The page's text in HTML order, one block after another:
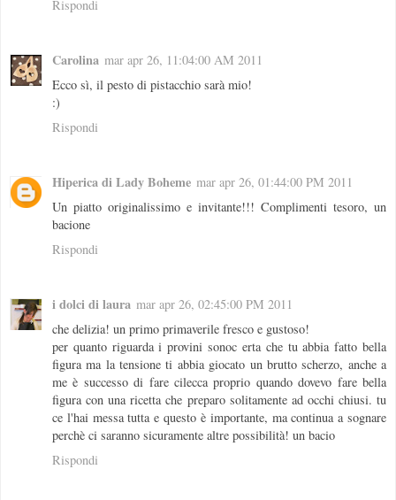
Rispondi
Carolina mar apr 26, 11:04:00 AM 2011
Ecco sì, il pesto di pistacchio sarà mio!
:)
Rispondi
Hiperica di Lady Boheme mar apr 26, 01:44:00 PM 2011
Un piatto originalissimo e invitante!!! Complimenti tesoro, un
bacione
Rispondi
i dolci di laura mar apr 26, 02:45:00 PM 2011
che delizia! un primo primaverile fresco e gustoso!
per quanto riguarda i provini sonoc erta che tu abbia fatto bella
figura ma la tensione ti abbia giocato un brutto scherzo, anche a
me è successo di fare cilecca proprio quando dovevo fare bella
figura con una ricetta che preparo solitamente ad occhi chiusi. tu
ce l'hai messa tutta e questo è importante, ma continua a sognare
perchè ci saranno sicuramente altre possibilità! un bacio
Rispondi